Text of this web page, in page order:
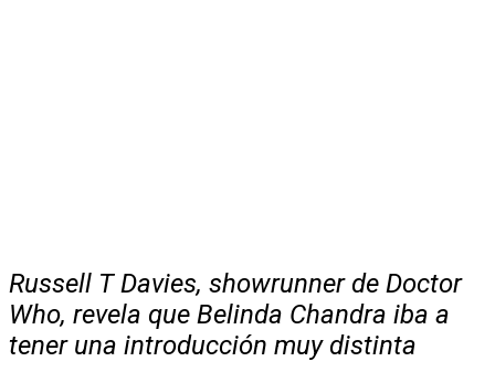
Russell T Davies, showrunner de Doctor
Who, revela que Belinda Chandra iba a
tener una introducción muy distinta